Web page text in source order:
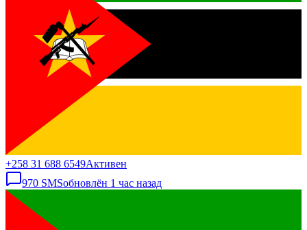
+258 31 688 6549Активен
970 SMSобновлён 1 час назад